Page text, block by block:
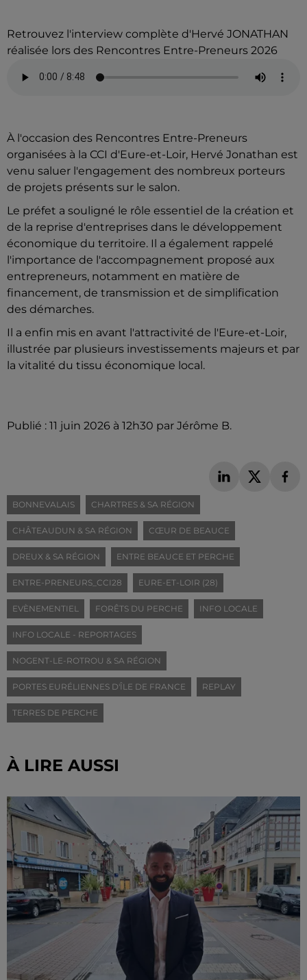
Retrouvez l'interview complète d'Hervé JONATHAN
réalisée lors des Rencontres Entre-Preneurs 2026
À l'occasion des Rencontres Entre-Preneurs
organisées à la CCI d'Eure-et-Loir, Hervé Jonathan est
venu saluer l'engagement des nombreux porteurs
de projets présents sur le salon.
Le préfet a souligné le rôle essentiel de la création et
de la reprise d'entreprises dans le développement
économique du territoire. Il a également rappelé
l'importance de l'accompagnement proposé aux
entrepreneurs, notamment en matière de
financement, de transmission et de simplification
des démarches.
Il a enfin mis en avant l'attractivité de l'Eure-et-Loir,
illustrée par plusieurs investissements majeurs et par
la vitalité du tissu économique local.
Publié : 11 juin 2026 à 12h30 par Jérôme B.
BONNEVALAIS CHARTRES & SA RÉGION
CHÂTEAUDUN & SA RÉGION CŒUR DE BEAUCE
DREUX & SA RÉGION ENTRE BEAUCE ET PERCHE
ENTRE-PRENEURS_CCI28 EURE-ET-LOIR (28)
EVÈNEMENTIEL FORÊTS DU PERCHE INFO LOCALE
INFO LOCALE - REPORTAGES
NOGENT-LE-ROTROU & SA RÉGION
PORTES EURÉLIENNES D'ÎLE DE FRANCE REPLAY
TERRES DE PERCHE
À LIRE AUSSI